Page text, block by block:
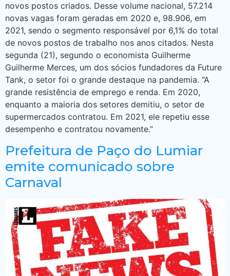
novos postos criados. Desse volume nacional, 57.214
novas vagas foram geradas em 2020 e, 98.906, em
2021, sendo o segmento responsável por 6,1% do total
de novos postos de trabalho nos anos citados. Nesta
segunda (21), segundo o economista Guilherme
Guilherme Merces, um dos sócios fundadores da Future
Tank, o setor foi o grande destaque na pandemia. “A
grande resistência de emprego e renda. Em 2020,
enquanto a maioria dos setores demitiu, o setor de
supermercados contratou. Em 2021, ele repetiu esse
desempenho e contratou novamente.”
Prefeitura de Paço do Lumiar
emite comunicado sobre
Carnaval